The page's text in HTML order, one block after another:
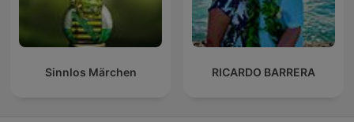
Sinnlos Märchen RICARDO BARRERA